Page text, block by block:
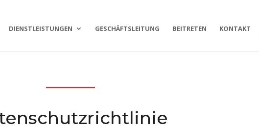
DIENSTLEISTUNGEN GESCHÄFTSLEITUNG BEITRETEN KONTAKT